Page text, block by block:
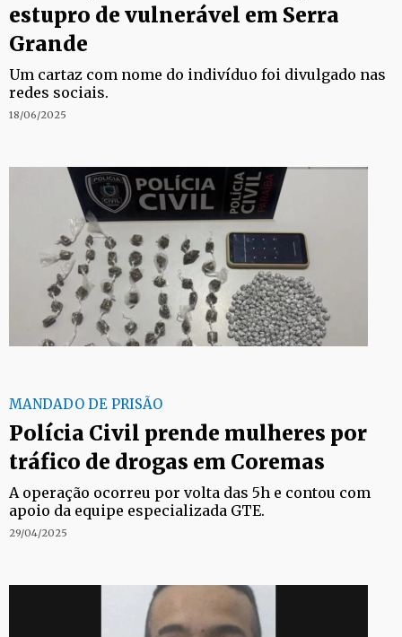
estupro de vulnerável em Serra
Grande
Um cartaz com nome do indivíduo foi divulgado nas
redes sociais.
18/06/2025
MANDADO DE PRISÃO
Polícia Civil prende mulheres por
tráfico de drogas em Coremas
A operação ocorreu por volta das 5h e contou com
apoio da equipe especializada GTE.
29/04/2025